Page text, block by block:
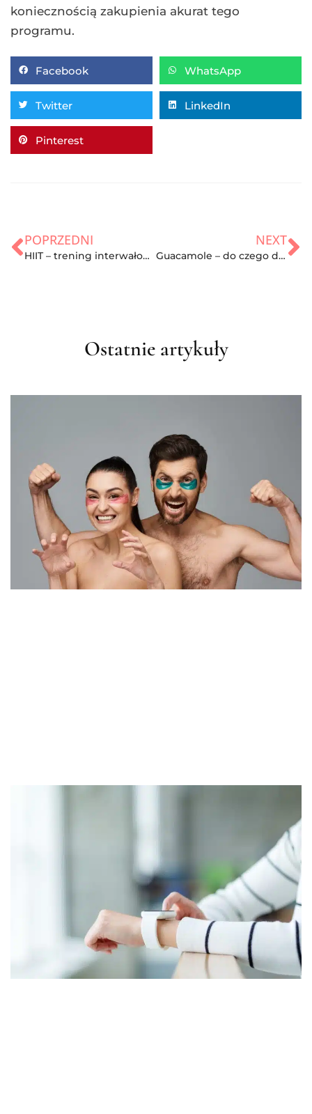
koniecznością zakupienia akurat tego
programu.
Facebook WhatsApp
Twitter LinkedIn
Pinterest
POPRZEDNI
HIIT – trening interwałowy. Na czym polega?
NEXT
Guacamole – do czego dodawać i jakie właściwości posiada?
Ostatnie artykuły